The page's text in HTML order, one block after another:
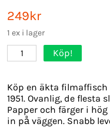
249kr
1 ex i lager
1 Köp!
Köp en äkta
1951. Ovanlig, de flesta
Papper och färger i
in på väggen. Snabb